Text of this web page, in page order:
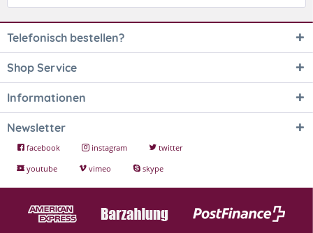
Telefonisch bestellen?
Shop Service
Informationen
Newsletter
facebook instagram
twitter
youtube
vimeo skype